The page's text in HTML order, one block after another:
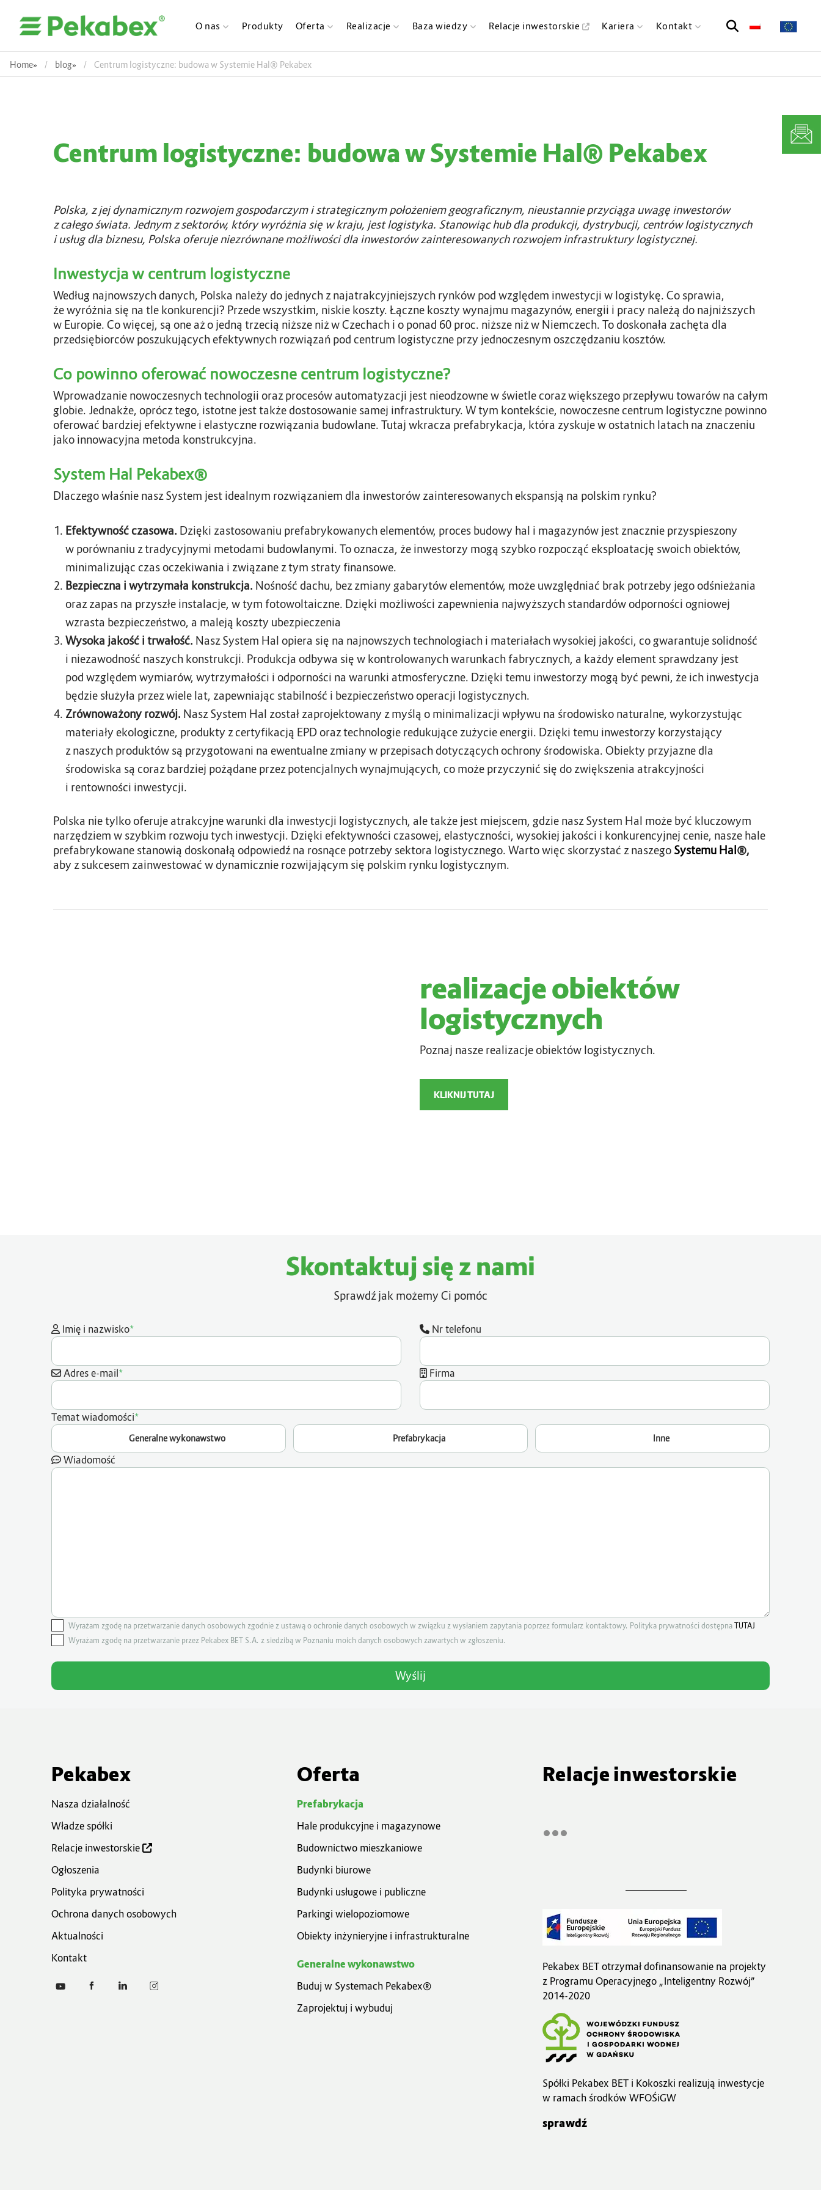
O nas Produkty Oferta Realizacje Baza wiedzy Relacje inwestorskie Kariera Kontakt
T
g
o
d
Home» blog» Centrum logistyczne: budowa w Systemie Hal® Pekabex
Centrum logistyczne: budowa w Systemie Hal® Pekabex
Polska, z jej dynamicznym rozwojem gospodarczym i strategicznym położeniem geograficznym, nieustannie przyciąga uwagę inwestorów
z całego świata. Jednym z sektorów, który wyróżnia się w kraju, jest logistyka. Stanowiąc hub dla produkcji, dystrybucji, centrów logistycznych
i usług dla biznesu, Polska oferuje niezrównane możliwości dla inwestorów zainteresowanych rozwojem infrastruktury logistycznej.
Inwestycja w centrum logistyczne
Według najnowszych danych, Polska należy do jednych z najatrakcyjniejszych rynków pod względem inwestycji w logistykę. Co sprawia,
że wyróżnia się na tle konkurencji? Przede wszystkim, niskie koszty. Łączne koszty wynajmu magazynów, energii i pracy należą do najniższych
w Europie. Co więcej, są one aż o jedną trzecią niższe niż w Czechach i o ponad 60 proc. niższe niż w Niemczech. To doskonała zachęta dla
przedsiębiorców poszukujących efektywnych rozwiązań pod centrum logistyczne przy jednoczesnym oszczędzaniu kosztów.
Co powinno oferować nowoczesne centrum logistyczne?
Wprowadzanie nowoczesnych technologii oraz procesów automatyzacji jest nieodzowne w świetle coraz większego przepływu towarów na całym
globie. Jednakże, oprócz tego, istotne jest także dostosowanie samej infrastruktury. W tym kontekście, nowoczesne centrum logistyczne powinno
oferować bardziej efektywne i elastyczne rozwiązania budowlane. Tutaj wkracza prefabrykacja, która zyskuje w ostatnich latach na znaczeniu
jako innowacyjna metoda konstrukcyjna.
System Hal Pekabex®
Dlaczego właśnie nasz System jest idealnym rozwiązaniem dla inwestorów zainteresowanych ekspansją na polskim rynku?
Efektywność czasowa. Dzięki zastosowaniu prefabrykowanych elementów, proces budowy hal i magazynów jest znacznie przyspieszony
w porównaniu z tradycyjnymi metodami budowlanymi. To oznacza, że inwestorzy mogą szybko rozpocząć eksploatację swoich obiektów,
minimalizując czas oczekiwania i związane z tym straty finansowe.
Bezpieczna i wytrzymała konstrukcja. Nośność dachu, bez zmiany gabarytów elementów, może uwzględniać brak potrzeby jego odśnieżania
oraz zapas na przyszłe instalacje, w tym fotowoltaiczne. Dzięki możliwości zapewnienia najwyższych standardów odporności ogniowej
wzrasta bezpieczeństwo, a maleją koszty ubezpieczenia
Wysoka jakość i trwałość. Nasz System Hal opiera się na najnowszych technologiach i materiałach wysokiej jakości, co gwarantuje solidność
i niezawodność naszych konstrukcji. Produkcja odbywa się w kontrolowanych warunkach fabrycznych, a każdy element sprawdzany jest
pod względem wymiarów, wytrzymałości i odporności na warunki atmosferyczne. Dzięki temu inwestorzy mogą być pewni, że ich inwestycja
będzie służyła przez wiele lat, zapewniając stabilność i bezpieczeństwo operacji logistycznych.
Zrównoważony rozwój. Nasz System Hal został zaprojektowany z myślą o minimalizacji wpływu na środowisko naturalne, wykorzystując
materiały ekologiczne, produkty z certyfikacją EPD oraz technologie redukujące zużycie energii. Dzięki temu inwestorzy korzystający
z naszych produktów są przygotowani na ewentualne zmiany w przepisach dotyczących ochrony środowiska. Obiekty przyjazne dla
środowiska są coraz bardziej pożądane przez potencjalnych wynajmujących, co może przyczynić się do zwiększenia atrakcyjności
i rentowności inwestycji.
Polska nie tylko oferuje atrakcyjne warunki dla inwestycji logistycznych, ale także jest miejscem, gdzie nasz System Hal może być kluczowym
narzędziem w szybkim rozwoju tych inwestycji. Dzięki efektywności czasowej, elastyczności, wysokiej jakości i konkurencyjnej cenie, nasze hale
prefabrykowane stanowią doskonałą odpowiedź na rosnące potrzeby sektora logistycznego. Warto więc skorzystać z naszego Systemu Hal ®,
aby z sukcesem zainwestować w dynamicznie rozwijającym się polskim rynku logistycznym.
realizacje obiektów
logistycznych
Poznaj nasze realizacje obiektów logistycznych.
KLIKNIJ TUTAJ
Skontaktuj się z nami
Sprawdź jak możemy Ci pomóc
Imię i nazwisko* Nr telefonu
Adres e-mail* Firma
Temat wiadomości*
Generalne wykonawstwo Prefabrykacja Inne
Wiadomość
Wyrażam zgodę na przetwarzanie danych osobowych zgodnie z ustawą o ochronie danych osobowych w związku z wysłaniem zapytania poprzez formularz kontaktowy. Polityka prywatności dostępna TUTAJ
Wyrażam zgodę na przetwarzanie przez Pekabex BET S.A. z siedzibą w Poznaniu moich danych osobowych zawartych w zgłoszeniu.
Pekabex
Nasza działalność
Władze spółki
Relacje inwestorskie
Ogłoszenia
Polityka prywatności
Ochrona danych osobowych
Aktualności
Kontakt
Oferta
Prefabrykacja
Hale produkcyjne i magazynowe
Budownictwo mieszkaniowe
Budynki biurowe
Budynki usługowe i publiczne
Parkingi wielopoziomowe
Obiekty inżynieryjne i infrastrukturalne
Generalne wykonawstwo
Buduj w Systemach Pekabex®
Zaprojektuj i wybuduj
Relacje inwestorskie
Pekabex BET otrzymał dofinansowanie na projekty
z Programu Operacyjnego „Inteligentny Rozwój”
2014-2020
Spółki Pekabex BET i Kokoszki realizują inwestycje
w ramach środków WFOŚiGW
sprawdź